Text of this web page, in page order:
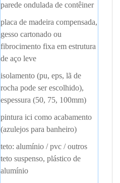
parede ondulada de contêiner
placa de madeira compensada,
gesso cartonado ou
fibrocimento fixa em estrutura
de aço leve
isolamento (pu, eps, lã de
rocha pode ser escolhido),
espessura (50, 75, 100mm)
pintura ici como acabamento
(azulejos para banheiro)
teto: alumínio / pvc / outros
teto suspenso, plástico de
alumínio